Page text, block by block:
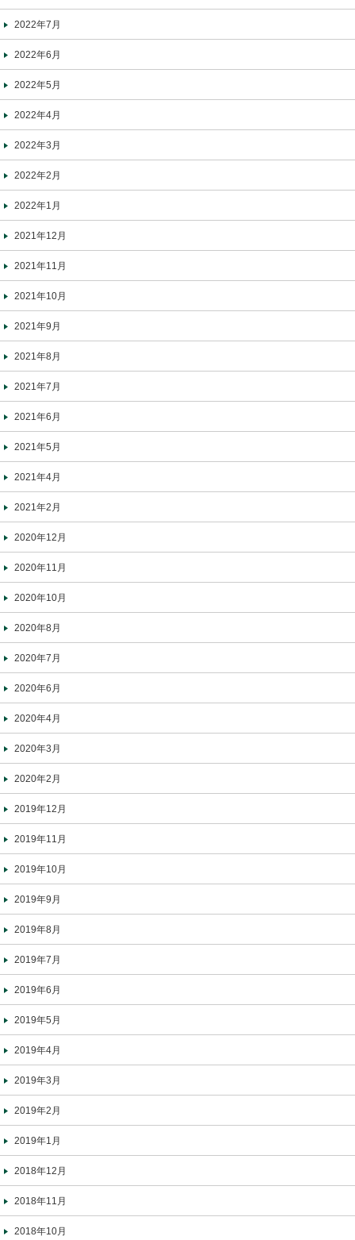
2022年7月
2022年6月
2022年5月
2022年4月
2022年3月
2022年2月
2022年1月
2021年12月
2021年11月
2021年10月
2021年9月
2021年8月
2021年7月
2021年6月
2021年5月
2021年4月
2021年2月
2020年12月
2020年11月
2020年10月
2020年8月
2020年7月
2020年6月
2020年4月
2020年3月
2020年2月
2019年12月
2019年11月
2019年10月
2019年9月
2019年8月
2019年7月
2019年6月
2019年5月
2019年4月
2019年3月
2019年2月
2019年1月
2018年12月
2018年11月
2018年10月